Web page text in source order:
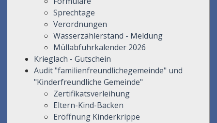
Sprechtage
Verordnungen
Wasserzählerstand - Meldung
Müllabfuhrkalender 2026
Krieglach - Gutschein
Audit "familienfreundlichegemeinde" und
"Kinderfreundliche Gemeinde"
Zertifikatsverleihung
Eltern-Kind-Backen
Eröffnung Kinderkrippe